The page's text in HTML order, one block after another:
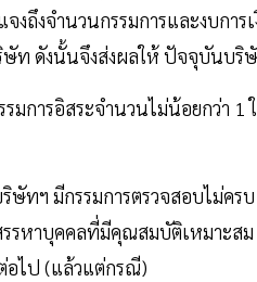
ถึงจำนวนกรรมการและงบกา
ษัท ดังนั้นจึงส่งผลให้ ปัจจุบันบ
มการอิสระจำนวนไม่น้อยกว่า
ษัทฯ มีกรรมการตรวจสอบไม่ค
หาบุคคลที่มีคุณสมบัติเหมาะสม
ไป (แล้วแต่กรณี)